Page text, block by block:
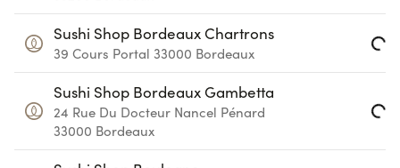
Sushi Shop Bordeaux Chartrons
39 Cours Portal 33000 Bordeaux Loading...
Sushi Shop Bordeaux Gambetta
24 Rue Du Docteur Nancel Pénard
33000 Bordeaux Loading...